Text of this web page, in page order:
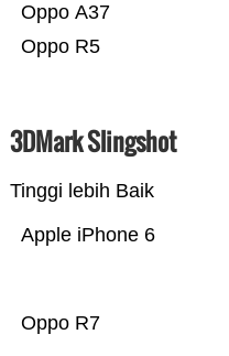
Oppo R5
Oppo A37
3DMark Slingshot
Tinggi lebih Baik
Oppo R7
Apple iPhone 6